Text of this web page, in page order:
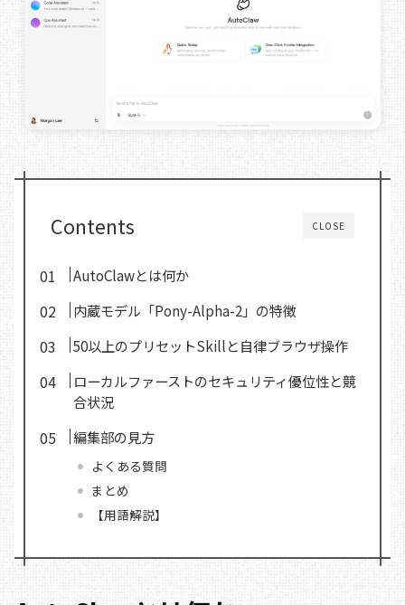
CLOSE
Contents
AutoClawとは何か
内蔵モデル「Pony-Alpha-2」の特徴
50以上のプリセットSkillと自律ブラウザ操作
ローカルファーストのセキュリティ優位性と競
合状況
編集部の見方
よくある質問
まとめ
【用語解説】